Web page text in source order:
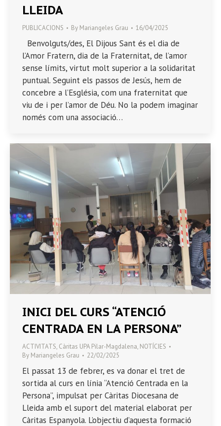
LLEIDA
PUBLICACIONS By Mariangeles Grau 16/04/2025
Benvolguts/des, El Dijous Sant és el dia de
l’Amor Fratern, dia de la Fraternitat, de l’amor
sense límits, virtut molt superior a la solidaritat
puntual. Seguint els passos de Jesús, hem de
concebre a l’Església, com una fraternitat que
viu de i per l’amor de Déu. No la podem imaginar
només com una associació…
INICI DEL CURS “ATENCIÓ
CENTRADA EN LA PERSONA”
ACTIVITATS, Càritas UPA Pilar-Magdalena, NOTÍCIES
By Mariangeles Grau 22/02/2025
El passat 13 de febrer, es va donar el tret de
sortida al curs en línia “Atenció Centrada en la
Persona”, impulsat per Càritas Diocesana de
Lleida amb el suport del material elaborat per
Càritas Espanyola. L’objectiu d’aquesta formació